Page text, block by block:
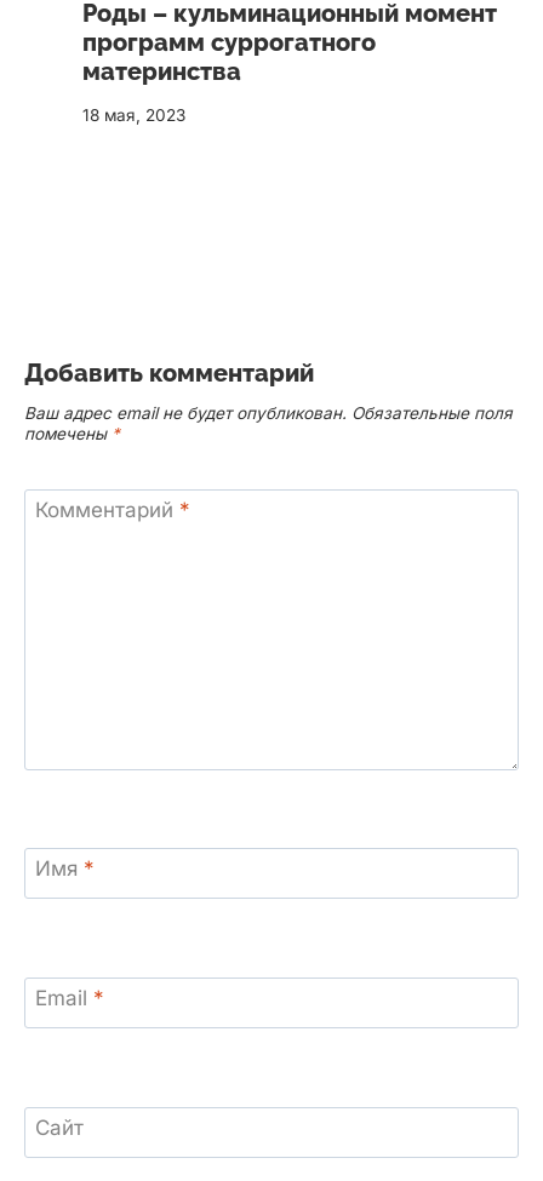
Роды – кульминационный момент
программ суррогатного
материнства
18 мая, 2023
Добавить комментарий
Ваш адрес email не будет опубликован. Обязательные поля
помечены *
Комментарий *
Имя *
Email *
Сайт